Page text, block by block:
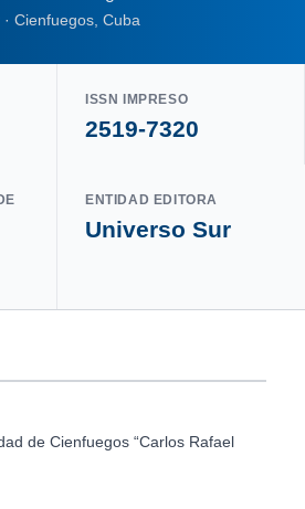
Cienfuegos, Cuba
ISSN IMPRESO
2519-7320
ENTIDAD EDITORA
Universo Sur
de Cienfuegos “Carlos Rafael